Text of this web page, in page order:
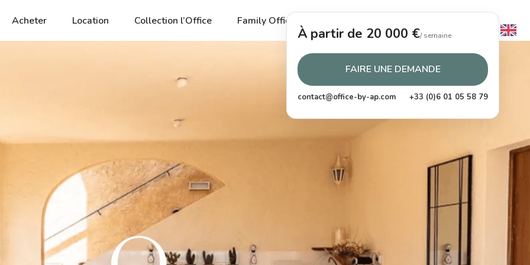
Acheter Location Collection l’Office Family Office
À partir de 20 000 €/ semaine
FAIRE UNE DEMANDE
contact@office-by-ap.com +33 (0)6 01 05 58 79